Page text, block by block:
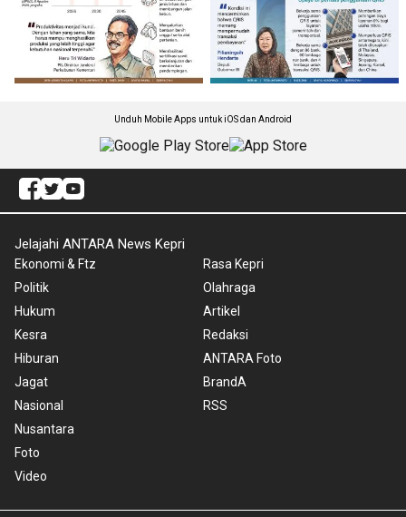
Unduh Mobile Apps untuk iOS dan Android
Jelajahi ANTARA News Kepri
Ekonomi & Ftz
Politik
Hukum
Kesra
Hiburan
Jagat
Nasional
Nusantara
Foto
Video
Rasa Kepri
Olahraga
Artikel
Redaksi
ANTARA Foto
BrandA
RSS